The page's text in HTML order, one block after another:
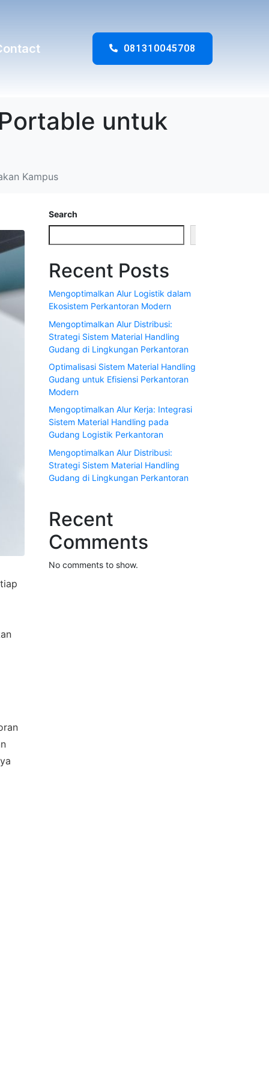
081310045708
untuk
Kampus
Search
Recent Posts
Mengoptimalkan Alur Logistik dalam
Ekosistem Perkantoran Modern
Mengoptimalkan Alur Distribusi:
Strategi Sistem Material Handling
Gudang di Lingkungan Perkantoran
Optimalisasi Sistem Material Handling
Gudang untuk Efisiensi Perkantoran
Modern
Mengoptimalkan Alur Kerja: Integrasi
Sistem Material Handling pada
Gudang Logistik Perkantoran
Mengoptimalkan Alur Distribusi:
Strategi Sistem Material Handling
Gudang di Lingkungan Perkantoran
Recent
Comments
No comments to show.